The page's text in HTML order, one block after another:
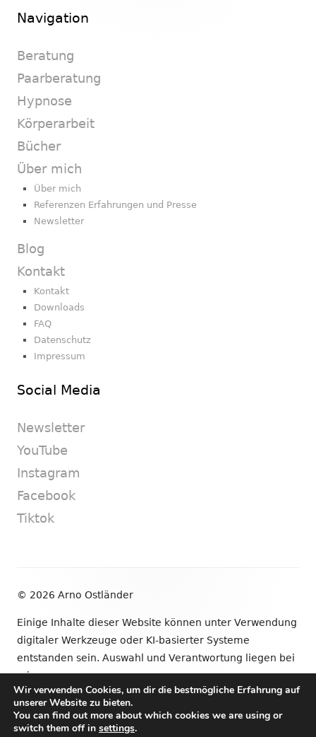
Navigation
Beratung
Paarberatung
Hypnose
Körperarbeit
Bücher
Über mich
Über mich
Referenzen Erfahrungen und Presse
Newsletter
Blog
Kontakt
Kontakt
Downloads
FAQ
Datenschutz
Impressum
Social Media
Newsletter
YouTube
Instagram
Facebook
Tiktok
© 2026 Arno Ostländer
Einige Inhalte dieser Website können unter Verwendung
digitaler Werkzeuge oder KI-basierter Systeme
entstanden sein. Auswahl und Verantwortung liegen bei
mir.
•VerwendetTiny Framework
Wir verwenden Cookies, um dir die bestmögliche Erfahrung auf
unserer Website zu bieten.
You can find out more about which cookies we are using or
switch them off in settings.